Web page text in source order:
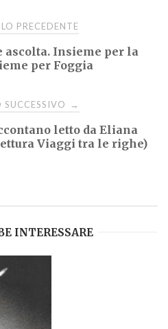
PRECEDENTE
ascolta. Insieme per la
per Foggia
→
letto da Eliana
Viaggi tra le righe)
INTERESSARE